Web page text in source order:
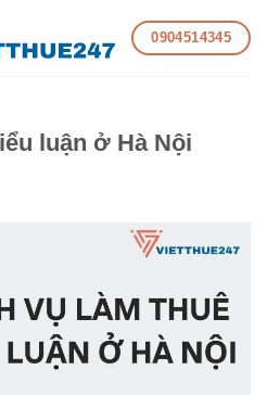
0904514345
luận ở Hà Nội